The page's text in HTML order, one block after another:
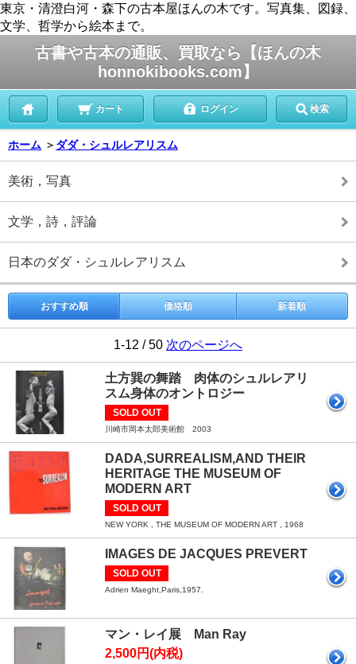
東京・清澄白河・森下の古本屋ほんの木です。写真集、図録、
文学、哲学から絵本まで。
古書や古本の通販、買取なら【ほんの木
honnokibooks.com】
カート ログイン 検索
ホーム ＞ ダダ・シュルレアリスム
美術，写真
文学，詩，評論
日本のダダ・シュルレアリスム
おすすめ順 価格順 新着順
1-12 / 50 次のページへ
土方巽の舞踏 肉体のシュルレアリ
スム身体のオントロジー
SOLD OUT
川崎市岡本太郎美術館 2003
DADA,SURREALISM,AND THEIR
HERITAGE THE MUSEUM OF
MODERN ART
SOLD OUT
NEW YORK , THE MUSEUM OF MODERN ART , 1968
IMAGES DE JACQUES PREVERT
SOLD OUT
Adrien Maeght,Paris,1957.
マン・レイ展 Man Ray
2,500円(内税)